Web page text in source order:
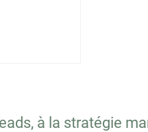
à la stratégie